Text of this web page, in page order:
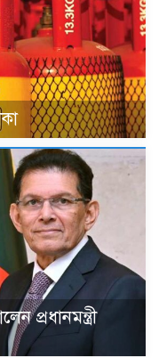
প্রধানমন্ত্রী